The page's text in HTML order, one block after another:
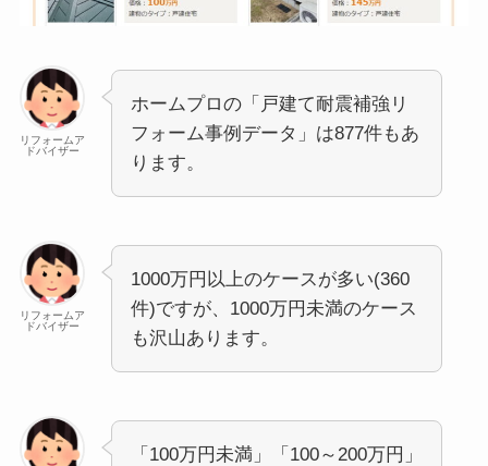
リフォームア
ドバイザー
ホームプロの「戸建て耐震補強リ
フォーム事例データ」は877件もあ
ります。
リフォームア
ドバイザー
1000万円以上のケースが多い(360
件)ですが、1000万円未満のケース
も沢山あります。
「100万円未満」「100～200万円」